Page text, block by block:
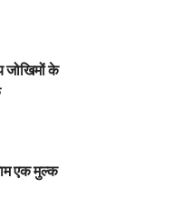
जोखिमों के
एक मुल्क